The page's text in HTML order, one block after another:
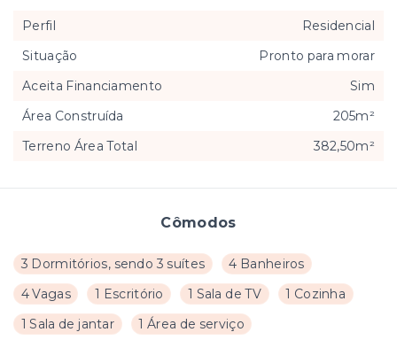
Cômodos
3 Dormitórios, sendo 3 suítes
4 Banheiros
4 Vagas
1 Escritório 1 Sala de TV
1 Cozinha
1 Sala de jantar
1 Área de serviço
Perfil
Residencial
Situação
Pronto para morar
Aceita Financiamento
Sim
Área Construída
205m²
Terreno Área Total
382,50m²